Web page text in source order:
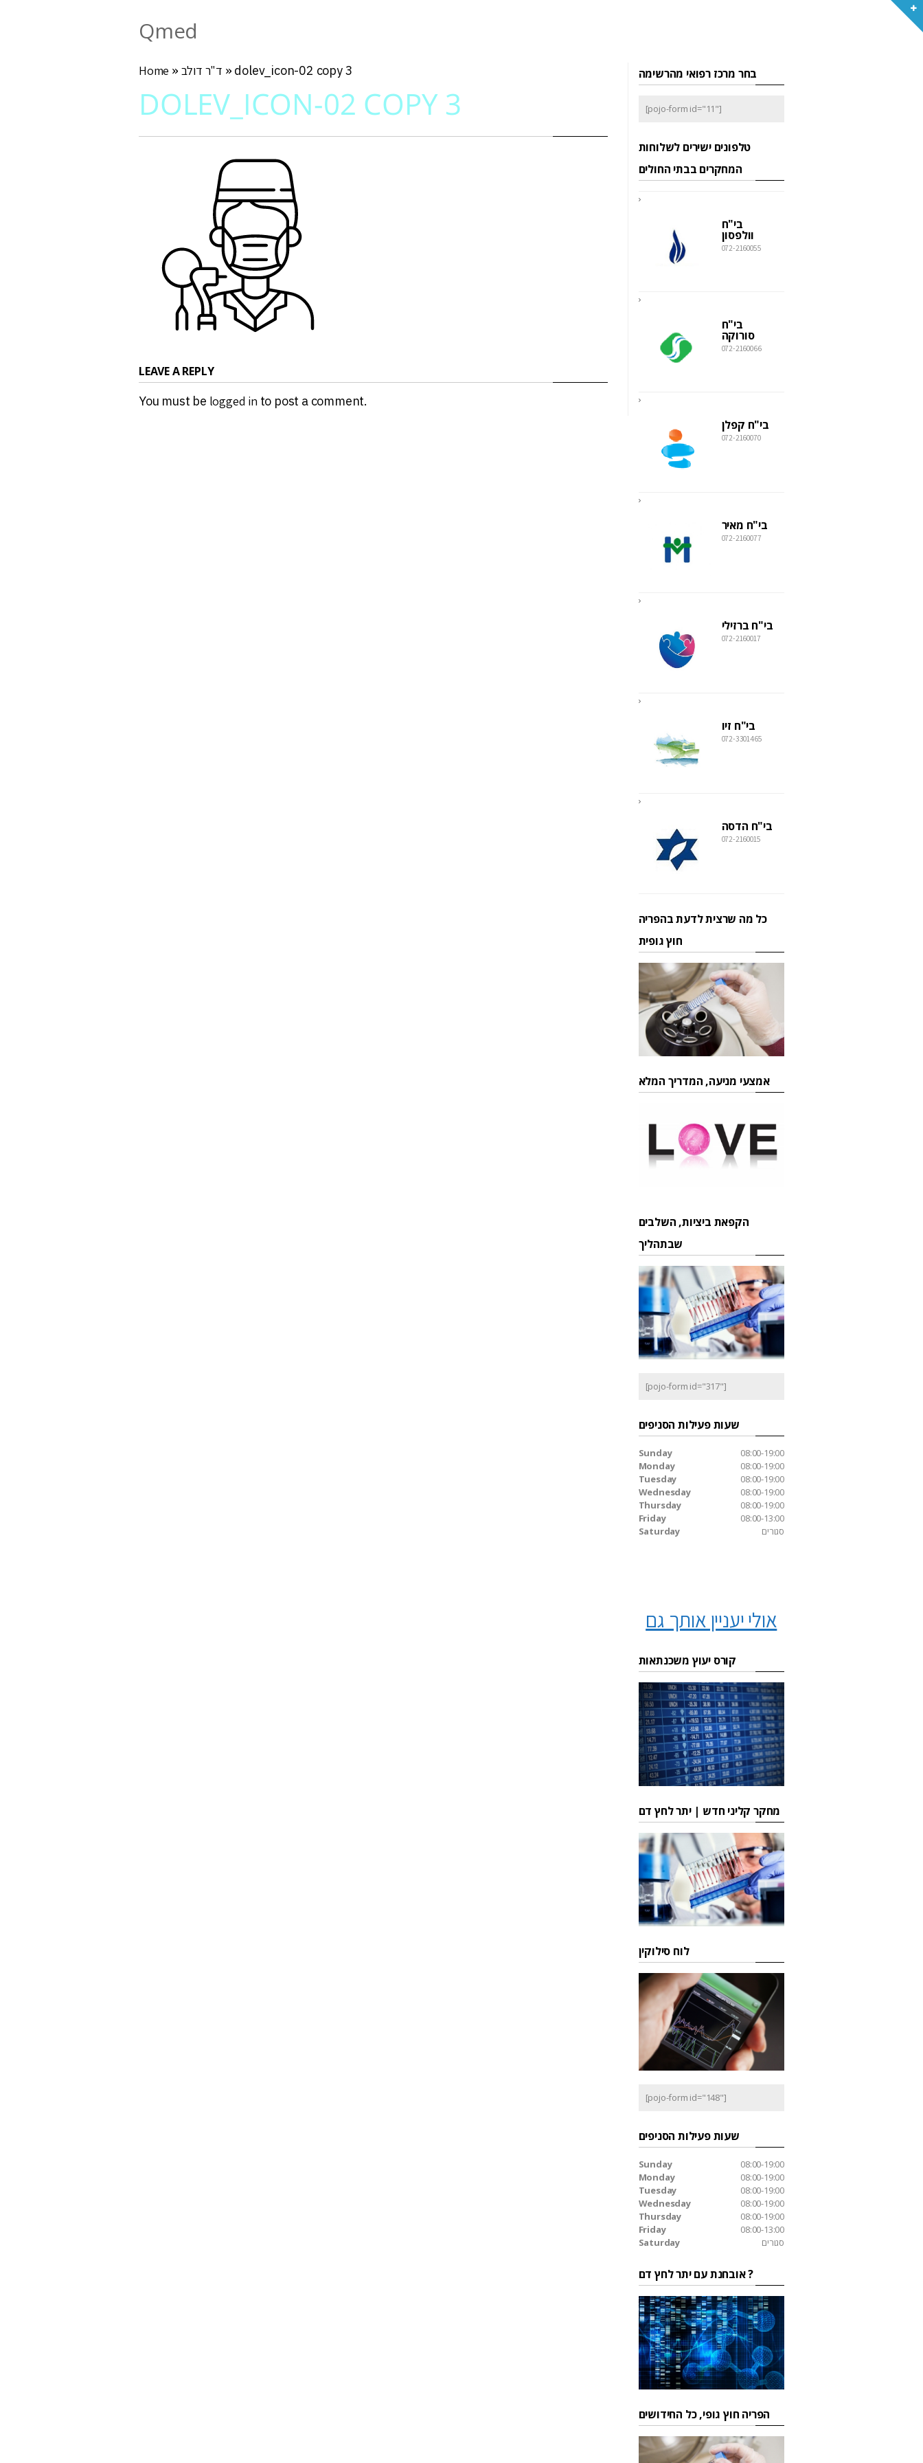
Qmed
Home » ד"ר דולב » dolev_icon-02 copy 3
DOLEV_ICON-02 COPY 3
LEAVE A REPLY
You must be logged in to post a comment.
בחר מרכז רפואי מהרשימה
[pojo-form id="11"]
טלפונים ישירים לשלוחות
המחקרים בבתי החולים
בי"ח
וולפסון
072-2160055
בי"ח
סורוקה
072-2160066
בי"ח קפלן
072-2160070
בי"ח מאיר
072-2160077
בי"ח ברזילי
072-2160017
בי"ח זיו
072-3301465
בי"ח הדסה
072-2160015
כל מה שרצית לדעת בהפריה
חוץ גופית
אמצעי מניעה, המדריך המלא
הקפאת ביציות, השלבים
שבתהליך
[pojo-form id="317"]
שעות פעילות הסניפים
Sunday
08:00-19:00
Monday
08:00-19:00
Tuesday
08:00-19:00
Wednesday
08:00-19:00
Thursday
08:00-19:00
Friday
08:00-13:00
Saturday
סגורים
אולי יעניין אותך גם
קורס יעוץ משכנתאות
מחקר קליני חדש | יתר לחץ דם
לוח סילוקין
[pojo-form id="148"]
שעות פעילות הסניפים
Sunday
08:00-19:00
Monday
08:00-19:00
Tuesday
08:00-19:00
Wednesday
08:00-19:00
Thursday
08:00-19:00
Friday
08:00-13:00
Saturday
סגורים
אובחנת עם יתר לחץ דם ?
הפריה חוץ גופי, כל החידושים